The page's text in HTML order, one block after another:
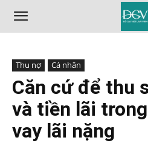
Thu nợ Cá nhân
Căn cứ để thu
và tiền lãi
vay lãi nặng